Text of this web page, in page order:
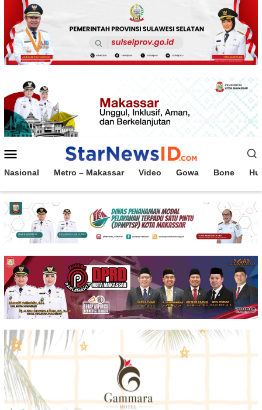
Loncat
konten
Mobile
Nasional Metro – Makassar Video Gowa Bone